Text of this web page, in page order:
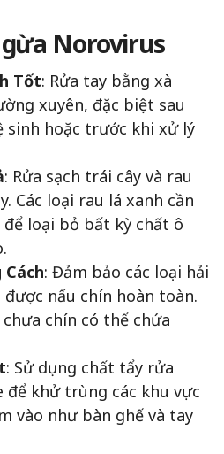
Norovirus
Tốt: Rửa tay bằng xà
xuyên, đặc biệt sau
sinh hoặc trước khi xử lý
: Rửa sạch trái cây và rau
Các loại rau lá xanh cần
loại bỏ bất kỳ chất ô
: Đảm bảo các loại hải
nấu chín hoàn toàn.
chín có thể chứa
: Sử dụng chất tẩy rửa
để khử trùng các khu vực
vào như bàn ghế và tay